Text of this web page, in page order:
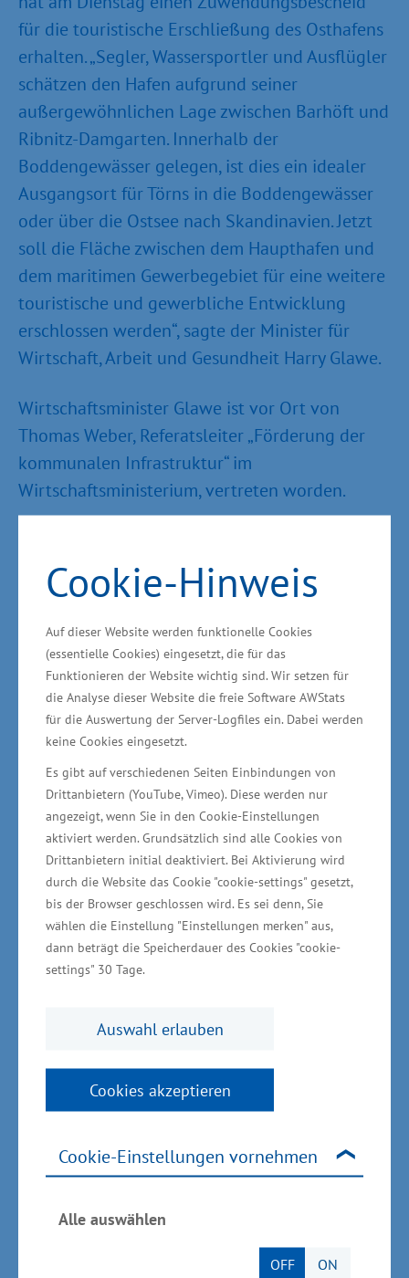
Cookie-Hinweis
Auf dieser Website werden funktionelle Cookies
(essentielle Cookies) eingesetzt, die für das
Funktionieren der Website wichtig sind. Wir setzen für
die Analyse dieser Website die freie Software AWStats
für die Auswertung der Server-Logfiles ein. Dabei werden
keine Cookies eingesetzt.
Es gibt auf verschiedenen Seiten Einbindungen von
Drittanbietern (YouTube, Vimeo). Diese werden nur
angezeigt, wenn Sie in den Cookie-Einstellungen
aktiviert werden. Grundsätzlich sind alle Cookies von
Drittanbietern initial deaktiviert. Bei Aktivierung wird
durch die Website das Cookie "cookie-settings" gesetzt,
bis der Browser geschlossen wird. Es sei denn, Sie
wählen die Einstellung "Einstellungen merken" aus,
dann beträgt die Speicherdauer des Cookies "cookie-
settings" 30 Tage.
Auswahl erlauben
Cookies akzeptieren
Cookie-Einstellungen vornehmen
Alle auswählen
OFF ON
für die touristische Erschließung des Osthafens
erhalten. „Segler, Wassersportler und Ausflügler
schätzen den Hafen aufgrund seiner
außergewöhnlichen Lage zwischen Barhöft und
Ribnitz-Damgarten. Innerhalb der
Boddengewässer gelegen, ist dies ein idealer
Ausgangsort für Törns in die Boddengewässer
oder über die Ostsee nach Skandinavien. Jetzt
soll die Fläche zwischen dem Haupthafen und
dem maritimen Gewerbegebiet für eine weitere
touristische und gewerbliche Entwicklung
erschlossen werden“, sagte der Minister für
Wirtschaft, Arbeit und Gesundheit Harry Glawe.
Wirtschaftsminister Glawe ist vor Ort von
Thomas Weber, Referatsleiter „Förderung der
kommunalen Infrastruktur“ im
Wirtschaftsministerium, vertreten worden.
Liegeplätze und Ausbau der
Der Hafen liegt am Südufer des Barther Bodden
unmittelbar vor den Toren der historischen
Stadt. Kernstück der jetzt geplanten
Erschließung ist die Errichtung des
Hafenbeckens mit einer geplanten
Gesamtfläche von etwa 4.300 Quadratmetern.
Weiterhin sind Arbeiten zur Befestigung der an
der West- und Südseite des neuen
Hafenbeckens angrenzenden Flächen geplant.
Vorhandene Höhendifferenzen zwischen der
Oberkante der geplanten technischen
Ufersicherung des Hafenbeckens und den
Rampen und Winkelstützelemente aus
Sichtbeton abgefangen werden. Der Umfang
der Erschließungsmaßnahme wird durch den
langen Erschließungsstraße und eines rund 210
Meter langen, vor dem öffentlichen Parkplatz
liegenden Gehweges komplettiert. Mit der
begonnen werden. Die Inbetriebnahme ist für